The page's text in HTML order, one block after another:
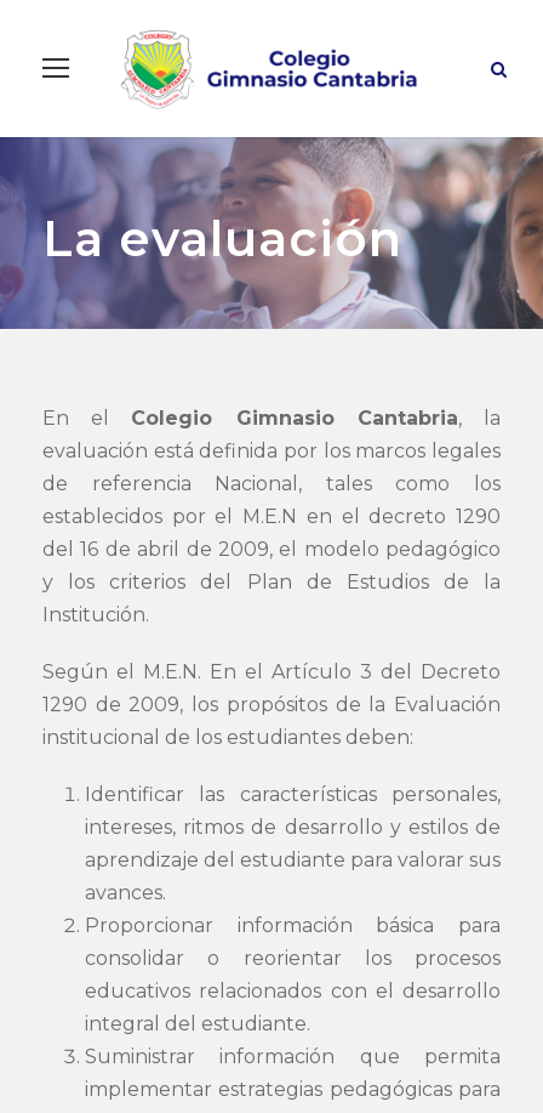
La evaluación
En el Colegio Gimnasio Cantabria, la
evaluación está definida por los marcos legales
de referencia Nacional, tales como los
establecidos por el M.E.N en el decreto 1290
del 16 de abril de 2009, el modelo pedagógico
y los criterios del Plan de Estudios de la
Institución.
Según el M.E.N. En el Artículo 3 del Decreto
1290 de 2009, los propósitos de la Evaluación
institucional de los estudiantes deben:
Identificar las características personales,
intereses, ritmos de desarrollo y estilos de
aprendizaje del estudiante para valorar sus
avances.
Proporcionar información básica para
consolidar o reorientar los procesos
educativos relacionados con el desarrollo
integral del estudiante.
Suministrar información que permita
implementar estrategias pedagógicas para